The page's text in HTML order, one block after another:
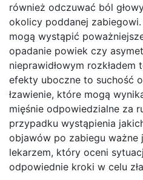
również odczuwać ból
okolicy poddanej
mogą wystąpić
opadanie powiek czy
nieprawidłowym rozkładem
efekty uboczne to suchość
łzawienie, które mogą
mięśnie odpowiedzialne za
przypadku wystąpienia
objawów po zabiegu ważne
lekarzem, który oceni
odpowiednie kroki w celu